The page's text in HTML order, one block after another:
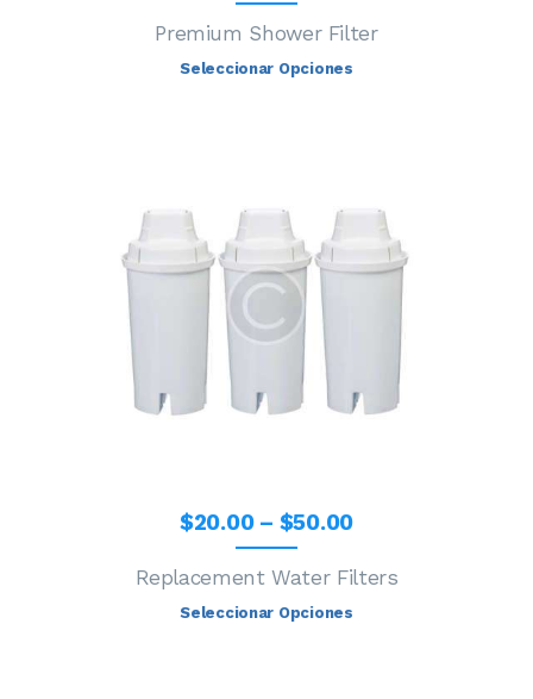
Premium Shower Filter
Seleccionar Opciones
$20.00 – $50.00
Replacement Water Filters
Seleccionar Opciones